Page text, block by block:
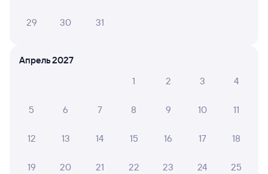
29 30 31
Апрель 2027
1
2 3 4
5 6 7 8 9 10 11
12 13 14 15 16 17 18
19 20 21 22 23 24 25